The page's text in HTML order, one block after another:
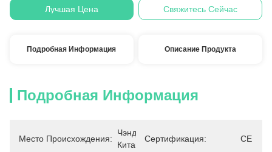
Лучшая Цена Свяжитесь Сейчас
Подробная Информация Описание Продукта
Подробная Информация
Место Происхождения:
Чэнду,
Китай
Сертификация: CE